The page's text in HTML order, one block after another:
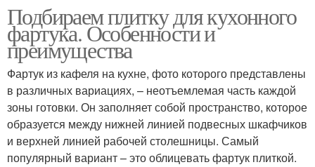
Подбираем плитку для кухонного
фартука. Особенности и
преимущества
Фартук из кафеля на кухне, фото которого представлены
в различных вариациях, – неотъемлемая часть каждой
зоны готовки. Он заполняет собой пространство, которое
образуется между нижней линией подвесных шкафчиков
и верхней линией рабочей столешницы. Самый
популярный вариант – это облицевать фартук плиткой.